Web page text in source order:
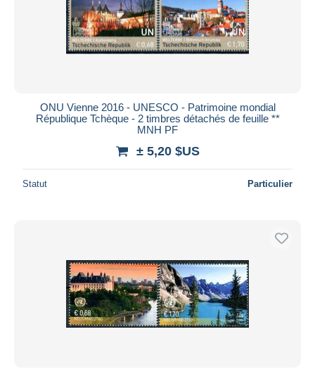
ONU Vienne 2016 - UNESCO - Patrimoine mondial
République Tchèque - 2 timbres détachés de feuille **
MNH PF
± 5,20 $US
Statut Particulier